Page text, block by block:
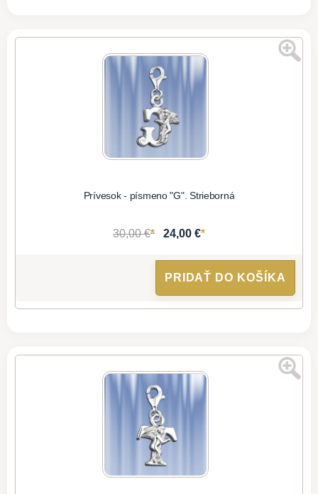
Prívesok - písmeno "G". Strieborná
30,00 €* 24,00 €*
PRIDAŤ DO KOŠÍKA